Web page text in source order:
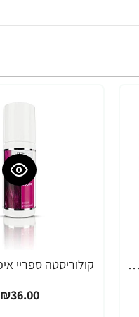
קולוריסטה איפור לשיער פטל 30 מ"ל - מבית L'OREAL PARIS
₪36.00